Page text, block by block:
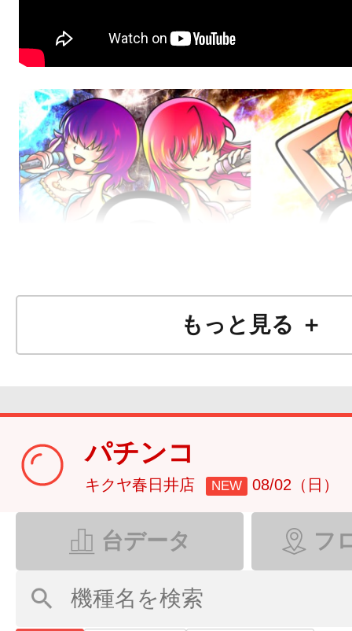
もっと見る ＋
パチンコ
キクヤ春日井店 NEW 08/02（日）
台データ フ